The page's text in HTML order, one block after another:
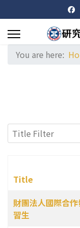
You are here:
Title Filter
Articles
Title
財團法人國際合
習生